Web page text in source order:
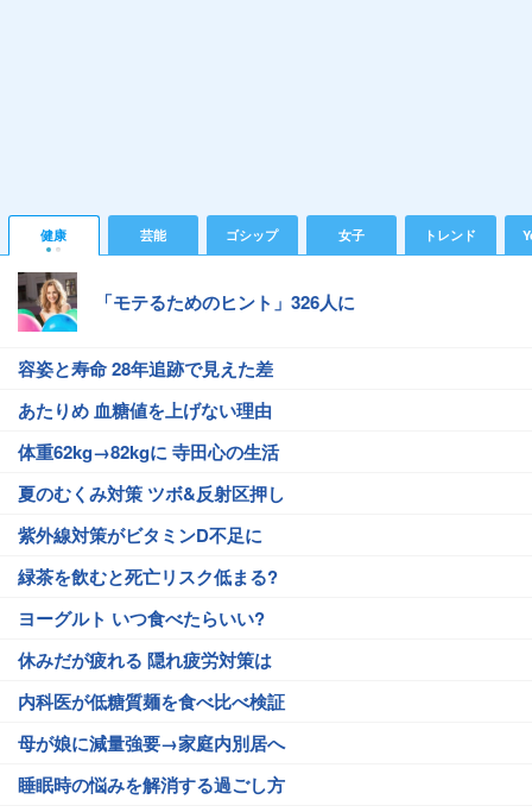
健康 芸能 ゴシップ 女子 トレンド
「モテるためのヒント」326人に
容姿と寿命 28年追跡で見えた差
あたりめ 血糖値を上げない理由
体重62kg→82kgに 寺田心の生活
夏のむくみ対策 ツボ&反射区押し
紫外線対策がビタミンD不足に
緑茶を飲むと死亡リスク低まる?
ヨーグルト いつ食べたらいい?
休みだが疲れる 隠れ疲労対策は
内科医が低糖質麺を食べ比べ検証
母が娘に減量強要→家庭内別居へ
睡眠時の悩みを解消する過ごし方